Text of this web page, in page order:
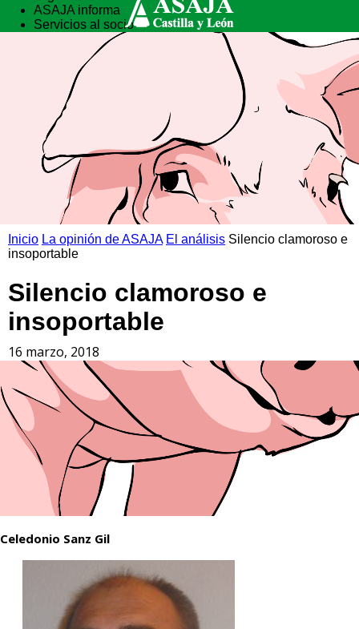
ASAJA informa
Servicios al socio
Formación
Inicio La opinión de ASAJA El análisis Silencio clamoroso e
insoportable
Silencio clamoroso e
insoportable
16 marzo, 2018
Celedonio Sanz Gil